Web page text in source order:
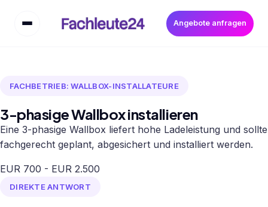
Angebote anfragen
FACHBETRIEB: WALLBOX-INSTALLATEURE
3-phasige Wallbox installieren
Eine 3-phasige Wallbox liefert hohe Ladeleistung und sollte
fachgerecht geplant, abgesichert und installiert werden.
EUR 700 - EUR 2.500
DIREKTE ANTWORT